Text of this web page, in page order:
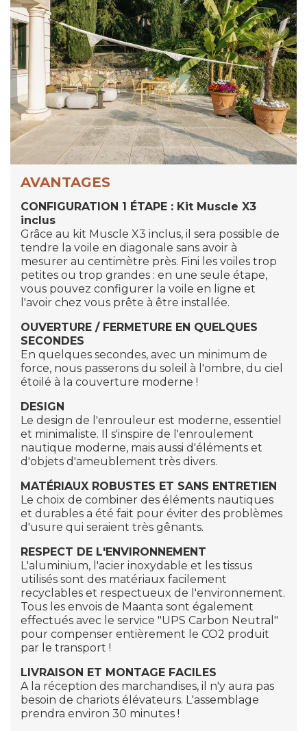
AVANTAGES
CONFIGURATION 1 ÉTAPE : Kit Muscle X3
inclus
Grâce au kit Muscle X3 inclus, il sera possible de
tendre la voile en diagonale sans avoir à
mesurer au centimètre près. Fini les voiles trop
petites ou trop grandes : en une seule étape,
vous pouvez configurer la voile en ligne et
l'avoir chez vous prête à être installée.
OUVERTURE / FERMETURE EN QUELQUES
SECONDES
En quelques secondes, avec un minimum de
force, nous passerons du soleil à l'ombre, du ciel
étoilé à la couverture moderne !
DESIGN
Le design de l'enrouleur est moderne, essentiel
et minimaliste. Il s'inspire de l'enroulement
nautique moderne, mais aussi d'éléments et
d'objets d'ameublement très divers.
MATÉRIAUX ROBUSTES ET SANS ENTRETIEN
Le choix de combiner des éléments nautiques
et durables a été fait pour éviter des problèmes
d'usure qui seraient très gênants.
RESPECT DE L'ENVIRONNEMENT
L'aluminium, l'acier inoxydable et les tissus
utilisés sont des matériaux facilement
recyclables et respectueux de l'environnement.
Tous les envois de Maanta sont également
effectués avec le service "UPS Carbon Neutral"
pour compenser entièrement le CO2 produit
par le transport !
LIVRAISON ET MONTAGE FACILES
A la réception des marchandises, il n'y aura pas
besoin de chariots élévateurs. L'assemblage
prendra environ 30 minutes !